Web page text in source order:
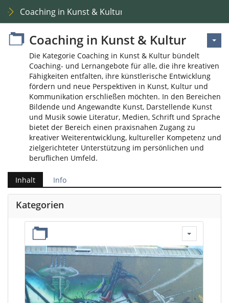
Coaching in Kunst & Kultur
Coaching in Kunst & Kultur
Die Kategorie Coaching in Kunst & Kultur bündelt
Coaching- und Lernangebote für alle, die ihre kreativen
Fähigkeiten entfalten, ihre künstlerische Entwicklung
fördern und neue Perspektiven in Kunst, Kultur und
Kommunikation erschließen möchten. In den Bereichen
Bildende und Angewandte Kunst, Darstellende Kunst
und Musik sowie Literatur, Medien, Schrift und Sprache
bietet der Bereich einen praxisnahen Zugang zu
kreativer Weiterentwicklung, kultureller Kompetenz und
zielgerichteter Unterstützung im persönlichen und
beruflichen Umfeld.
Inhalt Info
Kategorien